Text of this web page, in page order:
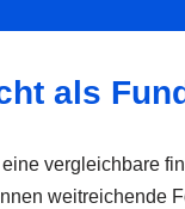
als
vergleichbare
weitreichende